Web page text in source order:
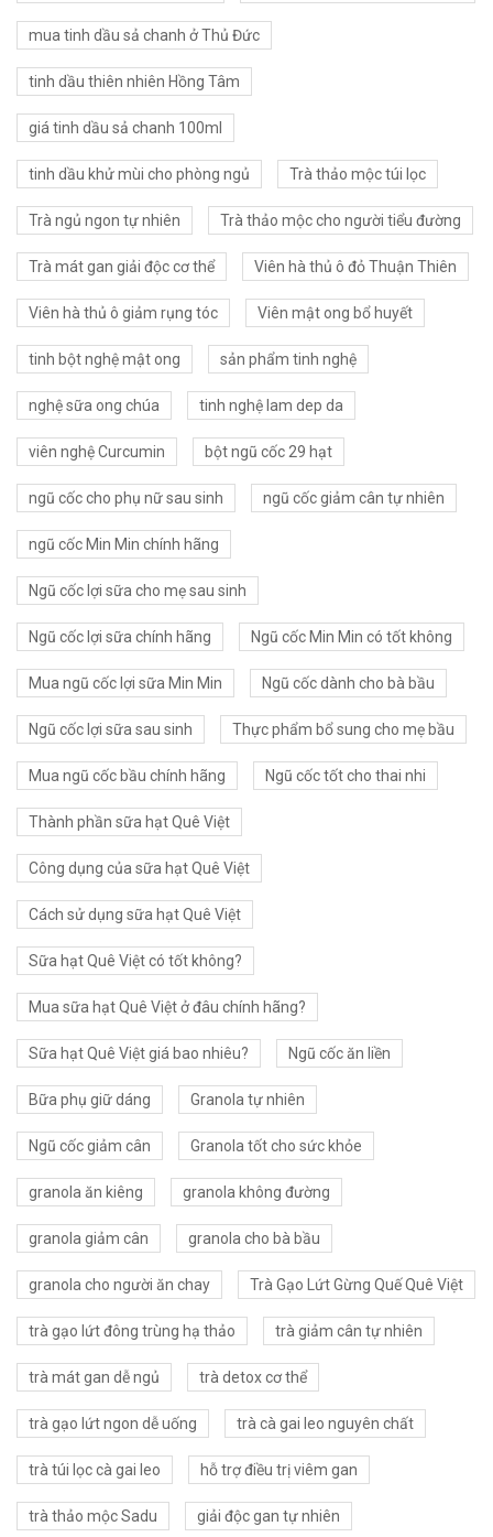
mua tinh dầu sả chanh ở Thủ Đức
tinh dầu thiên nhiên Hồng Tâm
giá tinh dầu sả chanh 100ml
tinh dầu khử mùi cho phòng ngủ Trà thảo mộc túi lọc
Trà ngủ ngon tự nhiên Trà thảo mộc cho người tiểu đường
Trà mát gan giải độc cơ thể Viên hà thủ ô đỏ Thuận Thiên
Viên hà thủ ô giảm rụng tóc Viên mật ong bổ huyết
tinh bột nghệ mật ong sản phẩm tinh nghệ
nghệ sữa ong chúa tinh nghệ lam dep da
viên nghệ Curcumin bột ngũ cốc 29 hạt
ngũ cốc cho phụ nữ sau sinh ngũ cốc giảm cân tự nhiên
ngũ cốc Min Min chính hãng
Ngũ cốc lợi sữa cho mẹ sau sinh
Ngũ cốc lợi sữa chính hãng Ngũ cốc Min Min có tốt không
Mua ngũ cốc lợi sữa Min Min Ngũ cốc dành cho bà bầu
Ngũ cốc lợi sữa sau sinh Thực phẩm bổ sung cho mẹ bầu
Mua ngũ cốc bầu chính hãng Ngũ cốc tốt cho thai nhi
Thành phần sữa hạt Quê Việt
Công dụng của sữa hạt Quê Việt
Cách sử dụng sữa hạt Quê Việt
Sữa hạt Quê Việt có tốt không?
Mua sữa hạt Quê Việt ở đâu chính hãng?
Sữa hạt Quê Việt giá bao nhiêu? Ngũ cốc ăn liền
Bữa phụ giữ dáng Granola tự nhiên
Ngũ cốc giảm cân Granola tốt cho sức khỏe
granola ăn kiêng granola không đường
granola giảm cân granola cho bà bầu
granola cho người ăn chay Trà Gạo Lứt Gừng Quế Quê Việt
trà gạo lứt đông trùng hạ thảo trà giảm cân tự nhiên
trà mát gan dễ ngủ trà detox cơ thể
trà gạo lứt ngon dễ uống trà cà gai leo nguyên chất
trà túi lọc cà gai leo hỗ trợ điều trị viêm gan
trà thảo mộc Sadu giải độc gan tự nhiên